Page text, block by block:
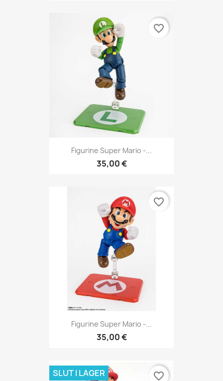
Figurine Super Mario -...
35,00 €
favorite_border
Figurine Super Mario -...
35,00 €
favorite_border
SLUT I LAGER favorite_border